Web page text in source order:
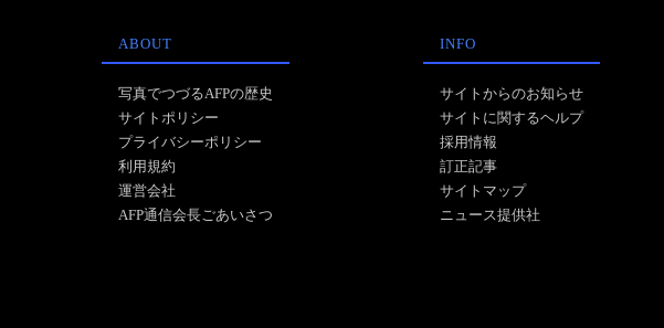
ABOUT
写真でつづるAFPの歴史
サイトポリシー
プライバシーポリシー
利用規約
運営会社
AFP通信会長ごあいさつ
INFO
サイトからのお知らせ
サイトに関するヘルプ
採用情報
訂正記事
サイトマップ
ニュース提供社